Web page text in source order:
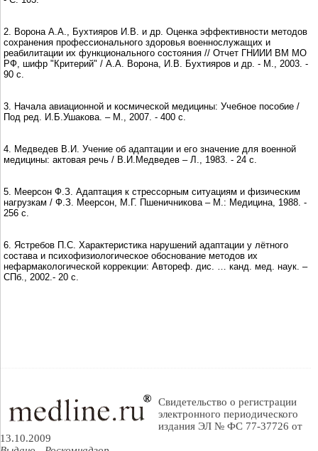
2. Ворона А.А., Бухтияров И.В. и др. Оценка эффективности методов
сохранения профессионального здоровья военнослужащих и
реабилитации их функционального состояния // Отчет ГНИИИ ВМ МО
РФ, шифр "Критерий" / А.А. Ворона, И.В. Бухтияров и др. - М., 2003. -
90 с.
3. Начала авиационной и космической медицины: Учебное пособие /
Под ред. И.Б.Ушакова. – М., 2007. - 400 с.
4. Медведев В.И. Учение об адаптации и его значение для военной
медицины: актовая речь / В.И.Медведев – Л., 1983. - 24 с.
5. Меерсон Ф.З. Адаптация к стрессорным ситуациям и физическим
нагрузкам / Ф.З. Меерсон, М.Г. Пшеничникова – М.: Медицина, 1988. -
256 с.
6. Ястребов П.С. Характеристика нарушений адаптации у лётного
состава и психофизиологическое обоснование методов их
нефармакологической коррекции: Автореф. дис. … канд. мед. наук. –
СПб., 2002.- 20 с.
Свидетельство о регистрации
электронного периодического
издания ЭЛ № ФС 77-37726 от
13.10.2009